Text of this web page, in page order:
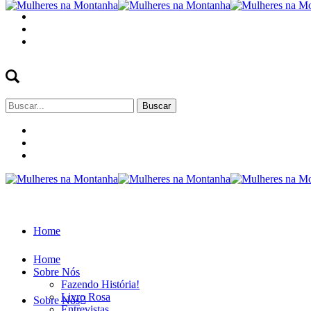
Buscar
por:
Home
Sobre Nós
Home
Sobre Nós
Fazendo História!
Livro Rosa